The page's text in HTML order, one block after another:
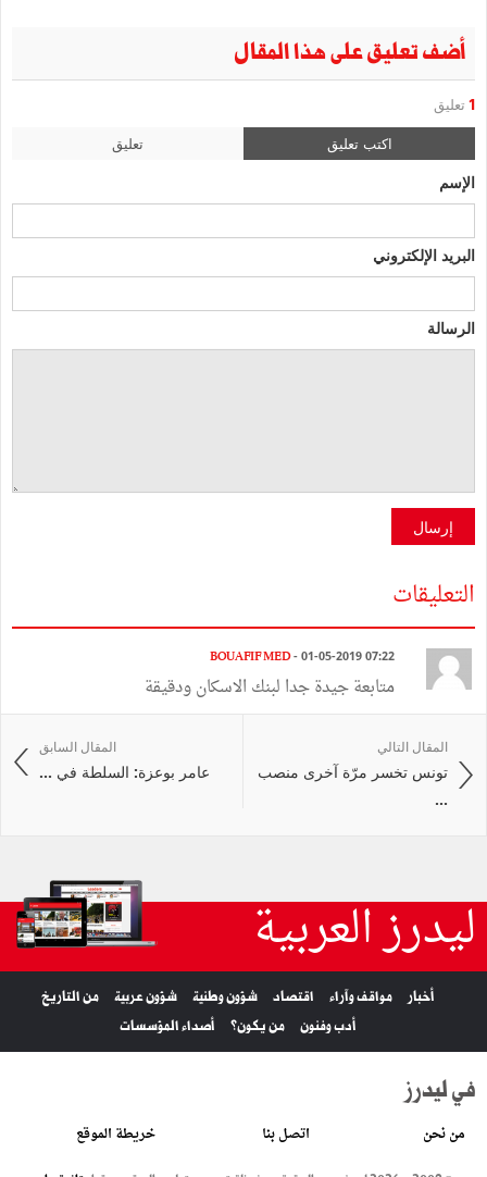
أضف تعليق على هذا المقال
1 تعليق
اكتب تعليق تعليق
الإسم
البريد الإلكتروني
الرسالة
إرسال
التعليقات
BOUAFIF MED- 01-05-2019 07:22
متابعة جيدة جدا لبنك الاسكان ودقيقة
المقال السابق
عامر بوعزة: السلطة في ...
المقال التالي
تونس تخسر مرّة آخرى منصب
...
ليدرز العربية
أخبار مواقف وآراء اقتصاد شؤون وطنية شؤون عربية
من التاريخ
أدب وفنون
من يكون؟ أصداء المؤسسات
في ليدرز
من نحن اتصل بنا خريطة الموقع